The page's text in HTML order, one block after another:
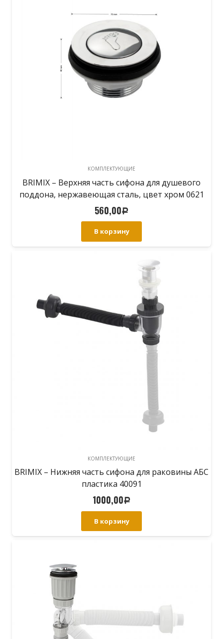
КОМПЛЕКТУЮЩИЕ
BRIMIX – Верхняя часть сифона для душевого
поддона, нержавеющая сталь, цвет хром 0621
560,00Р
В корзину
КОМПЛЕКТУЮЩИЕ
BRIMIX – Нижняя часть сифона для раковины АБС
пластика 40091
1000,00Р
В корзину